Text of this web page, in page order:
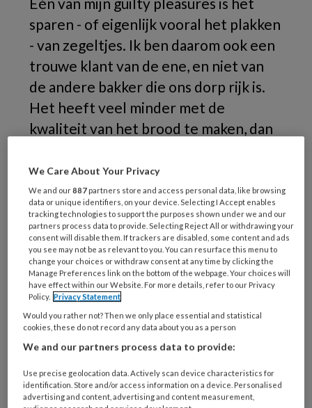
sparen - of eigenlijk vooral het plakken
- van zegeltjes. Ik ben daarom ook een
trouwe klant van de ene, en niet van
de andere bakker die ons dorp rijk is.
Het heeft veel minder met de
kwaliteit van het brood te maken, dan
zegeltjes, hoe eigenaardig.
Laten we het er maar op houden dat het brood
van beide bakkers goed is. Het gaat me om het
plakken. Hartstikke compulsief wil ik zorgen
dat de kolommen op het velletje goed gevuld
uitkomen – en hoe lastig is dan een oneven
aantal zegeltjes! Het geeft voldoening, van
een bepaald soort. Wie het weet mag het
zeggen.
Deze week zijn de nieuwe groepen GIOS bij de
RINO gestart: er was een startconferentie,
We Care About Your Privacy
We and our887 partners store and access personal data, like browsing
data or unique identifiers, on your device. Selecting I Accept enables
tracking technologies to support the purposes shown under we and our
partners process data to provide. Selecting Reject All or withdrawing your
consent will disable them. If trackers are disabled, some content and ads
you see may not be as relevant to you. You can resurface this menu to
change your choices or withdraw consent at any time by clicking the
Manage Preferences link on the bottom of the webpage. Your choices will
have effect within our Website. For more details, refer to our Privacy
Policy. Privacy Statement
Would you rather not? Then we only place essential and statistical
cookies, these do not record any data about you as a person
We and our partners process data to provide:
Use precise geolocation data. Actively scan device characteristics for
identification. Store and/or access information on a device. Personalised
advertising and content, advertising and content measurement,